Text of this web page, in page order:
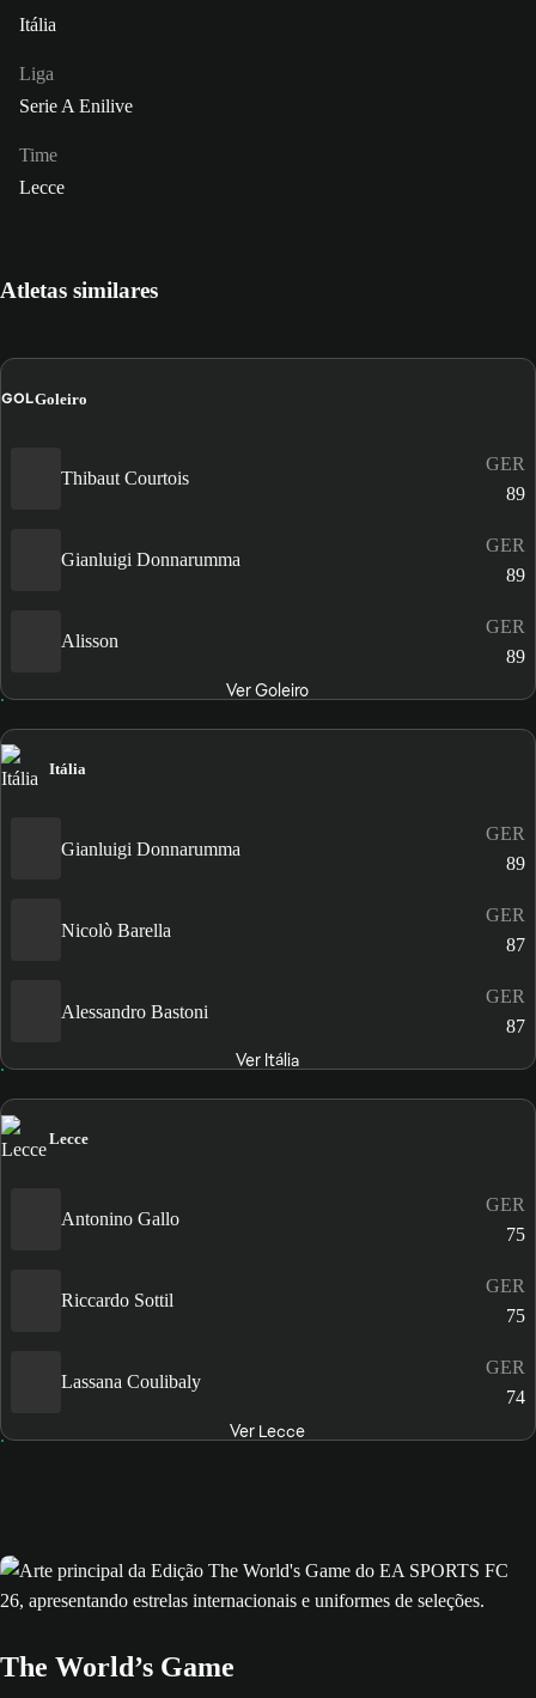
Itália
Liga
Serie A Enilive
Time
Lecce
Atletas similares
GOLGoleiro
Thibaut Courtois
GER
89
Gianluigi Donnarumma
GER
89
Alisson
GER
89
Ver Goleiro
Itália
Gianluigi Donnarumma
GER
89
Nicolò Barella
GER
87
Alessandro Bastoni
GER
87
Ver Itália
Lecce
Antonino Gallo
GER
75
Riccardo Sottil
GER
75
Lassana Coulibaly
GER
74
Ver Lecce
The World’s Game